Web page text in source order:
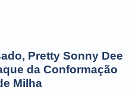
Pretty Sonny Dee
da Conformação
Milha